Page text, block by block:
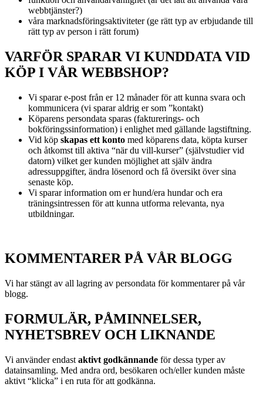
webbtjänster?)
våra marknadsföringsaktiviteter (ge rätt typ av erbjudande till
rätt typ av person i rätt forum)
VARFÖR SPARAR VI KUNDDATA VID
KÖP I VÅR WEBBSHOP?
Vi sparar e-post från er 12 månader för att kunna svara och
kommunicera (vi sparar aldrig er som ”kontakt)
Köparens persondata sparas (fakturerings- och
bokföringssinformation) i enlighet med gällande lagstiftning.
Vid köp skapas ett konto med köparens data, köpta kurser
och åtkomst till aktiva “när du vill-kurser” (självstudier vid
datorn) vilket ger kunden möjlighet att själv ändra
adressuppgifter, ändra lösenord och få översikt över sina
senaste köp.
Vi sparar information om er hund/era hundar och era
träningsintressen för att kunna utforma relevanta, nya
utbildningar.
KOMMENTARER PÅ VÅR BLOGG
Vi har stängt av all lagring av persondata för kommentarer på vår
blogg.
FORMULÄR, PÅMINNELSER,
NYHETSBREV OCH LIKNANDE
Vi använder endast aktivt godkännande för dessa typer av
datainsamling. Med andra ord, besökaren och/eller kunden måste
aktivt “klicka” i en ruta för att godkänna.